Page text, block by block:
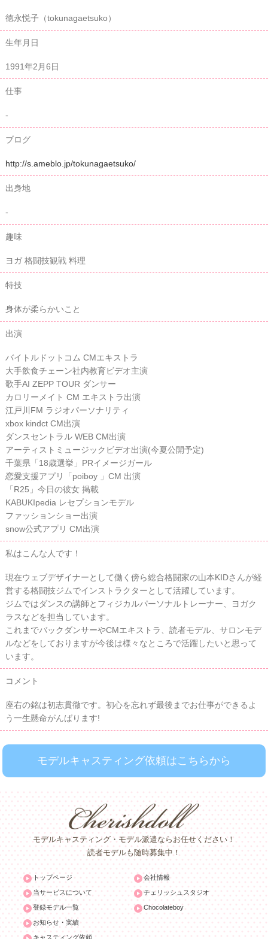
徳永悦子（tokunagaetsuko）
生年月日
1991年2月6日
仕事
-
ブログ
http://s.ameblo.jp/tokunagaetsuko/
出身地
-
趣味
ヨガ 格闘技観戦 料理
特技
身体が柔らかいこと
出演
バイトルドットコム CMエキストラ
大手飲食チェーン社内教育ビデオ主演
歌手AI ZEPP TOUR ダンサー
カロリーメイト CM エキストラ出演
江戸川FM ラジオパーソナリティ
xbox kindct CM出演
ダンスセントラル WEB CM出演
アーティストミュージックビデオ出演(今夏公開予定)
千葉県「18歳選挙」PRイメージガール
恋愛支援アプリ「poiboy 」CM 出演
「R25」今日の彼女 掲載
KABUKIpedia レセプションモデル
ファッションショー出演
snow公式アプリ CM出演
私はこんな人です！
現在ウェブデザイナーとして働く傍ら総合格闘家の山本KIDさんが経
営する格闘技ジムでインストラクターとして活躍しています。
ジムではダンスの講師とフィジカルパーソナルトレーナー、ヨガク
ラスなどを担当しています。
これまでバックダンサーやCMエキストラ、読者モデル、サロンモデ
ルなどをしておりますが今後は様々なところで活躍したいと思って
います。
コメント
座右の銘は初志貫徹です。初心を忘れず最後までお仕事ができるよ
う一生懸命がんばります!
モデルキャスティング依頼はこちらから
モデルキャスティング・モデル派遣ならお任せください！
読者モデルも随時募集中！
トップページ
当サービスについて
登録モデル一覧
お知らせ・実績
キャスティング依頼
会社情報
チェリッシュスタジオ
Chocolateboy